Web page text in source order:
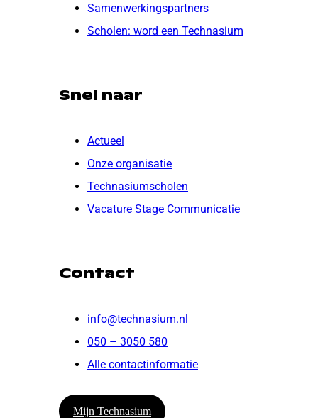
Samenwerkingspartners
Scholen: word een Technasium
Snel naar
Actueel
Onze organisatie
Technasiumscholen
Vacature Stage Communicatie
Contact
info@technasium.nl
050 – 3050 580
Alle contactinformatie
Mijn Technasium